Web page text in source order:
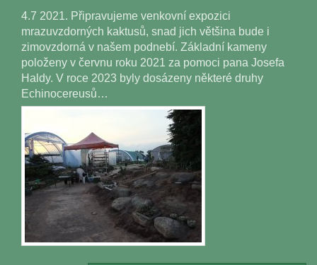
4.7 2021. Připravujeme venkovní expozici
mrazuvzdorných kaktusů, snad jich většina bude i
zimovzdorná v našem podnebí. Základní kameny
položeny v červnu roku 2021 za pomoci pana Josefa
Haldy. V roce 2023 byly dosázeny některé druhy
Echinocereusů…